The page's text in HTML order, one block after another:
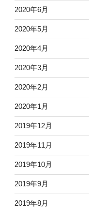
2020年6月
2020年5月
2020年4月
2020年3月
2020年2月
2020年1月
2019年12月
2019年11月
2019年10月
2019年9月
2019年8月